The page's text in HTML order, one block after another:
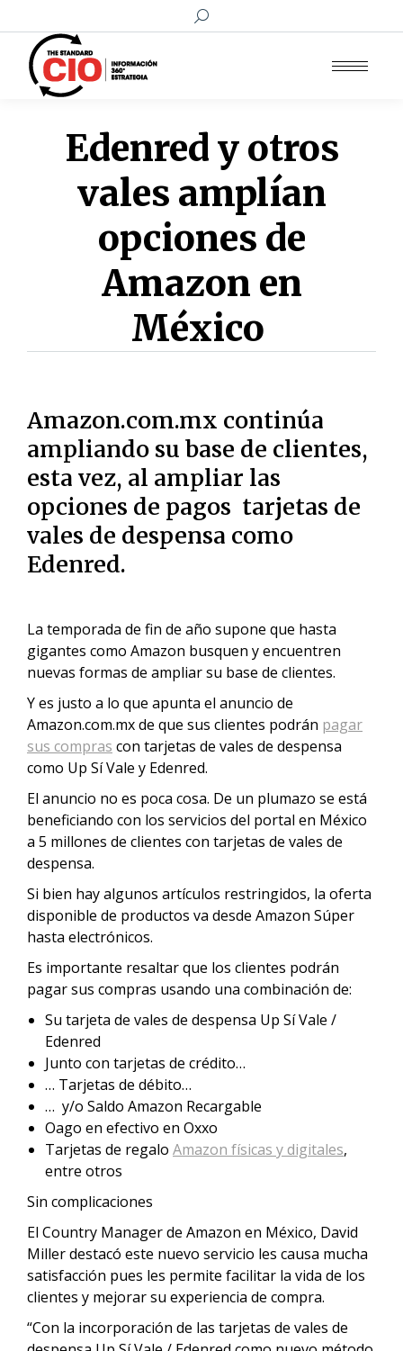
Buscar:
Edenred y otros
vales amplían
opciones de
Amazon en
México
Amazon.com.mx continúa
ampliando su base de clientes,
esta vez, al ampliar las
opciones de pagos tarjetas de
vales de despensa como
Edenred.
La temporada de fin de año supone que hasta
gigantes como Amazon busquen y encuentren
nuevas formas de ampliar su base de clientes.
Y es justo a lo que apunta el anuncio de
Amazon.com.mx de que sus clientes podrán pagar
sus compras con tarjetas de vales de despensa
como Up Sí Vale y Edenred.
El anuncio no es poca cosa. De un plumazo se está
beneficiando con los servicios del portal en México
a 5 millones de clientes con tarjetas de vales de
despensa.
Si bien hay algunos artículos restringidos, la oferta
disponible de productos va desde Amazon Súper
hasta electrónicos.
Es importante resaltar que los clientes podrán
pagar sus compras usando una combinación de:
Su tarjeta de vales de despensa Up Sí Vale /
Edenred
Junto con tarjetas de crédito…
… Tarjetas de débito…
… y/o Saldo Amazon Recargable
Oago en efectivo en Oxxo
Tarjetas de regalo Amazon físicas y digitales,
entre otros
Sin complicaciones
El Country Manager de Amazon en México, David
Miller destacó este nuevo servicio les causa mucha
satisfacción pues les permite facilitar la vida de los
clientes y mejorar su experiencia de compra.
“Con la incorporación de las tarjetas de vales de